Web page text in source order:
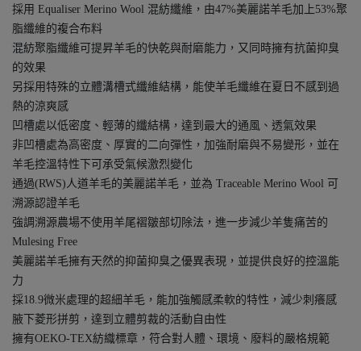
採用 Equaliser Merino Wool 混紡纖維，由47%美麗諾羊毛加上53%聚
脂纖維的複合布料
混紡聚脂纖維可提昇羊毛的快乾與耐磨能力，又同時擁有抗菌抑臭
的效果
另採用特殊的立體溝槽式纖維結構，能使羊毛纖維在夏日不感到過
熱的涼爽感
凹槽處以低密度、輕薄的纖結構，達到最大的通風、透氣效果
非凹槽處為高密度、厚實的二向彈性，加強耐磨與不易變形，並在
羊毛控溫特性下可承受氣候激烈變化
通過(RWS)人道羊毛的美麗諾羊毛，並為 Traceable Merino Wool 可
溯源認證羊毛
強調溯源農場不使用羊尾褶皺部切除法，進一步減少羊隻痛苦的
Mulesing Free
美麗諾羊毛擁有天然的抑菌抑臭之優異表現，並提供良好的控溫能
力
採18.9微米處理的超細羊毛，能加強觸感柔軟的特性，減少刺癢感
腋下菱形拼剪，達到立體剪裁的活動自由性
擁有OEKO-TEX紡織標章，符合對人體、環境、廢料的嚴格規範